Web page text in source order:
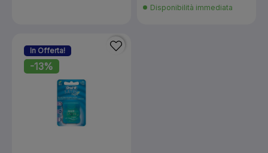
Disponibilità immediata
In Offerta!
-13%